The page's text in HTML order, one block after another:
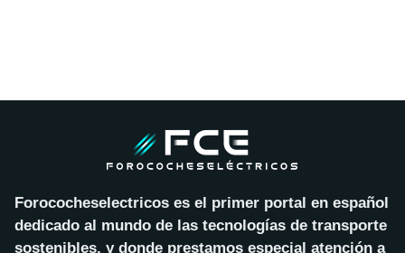
Forococheselectricos es el primer portal en español
dedicado al mundo de las tecnologías de transporte
sostenibles, y donde prestamos especial atención a